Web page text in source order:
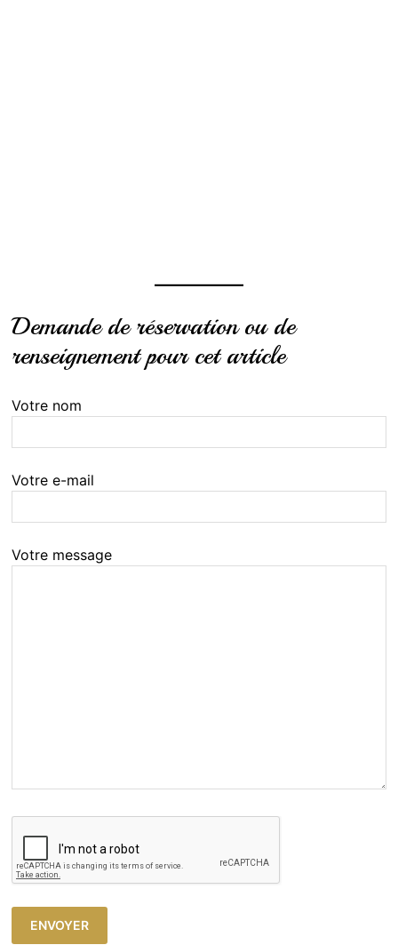
Demande de réservation ou de
renseignement pour cet article
Votre nom
Votre e-mail
Votre message